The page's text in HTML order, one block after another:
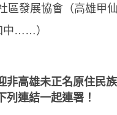
區發展協會（高雄甲仙
中……）
非高雄未正名原住民
列連結一起連署！